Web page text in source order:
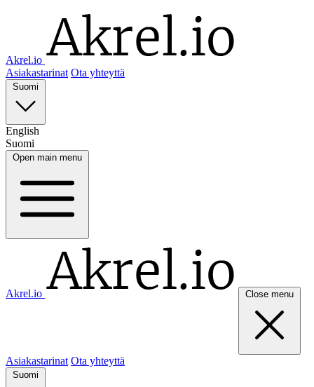
Akrel.io
Asiakastarinat Ota yhteyttä
English
Suomi
Open main menu
Akrel.io Close menu
Asiakastarinat Ota yhteyttä